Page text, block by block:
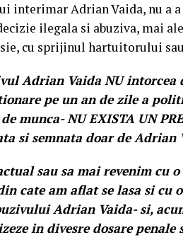
interimar Adrian Vaida, nu a
ilegala si abuziva, mai
cu sprijinul hartuitorului
Adrian Vaida NU intorcea
pe un an de zile a
munca- NU EXISTA UN
si semnata doar de Adrian
sau sa mai revenim cu o
cate am aflat se lasa si cu
Adrian Vaida- si,
in divesre dosare penale